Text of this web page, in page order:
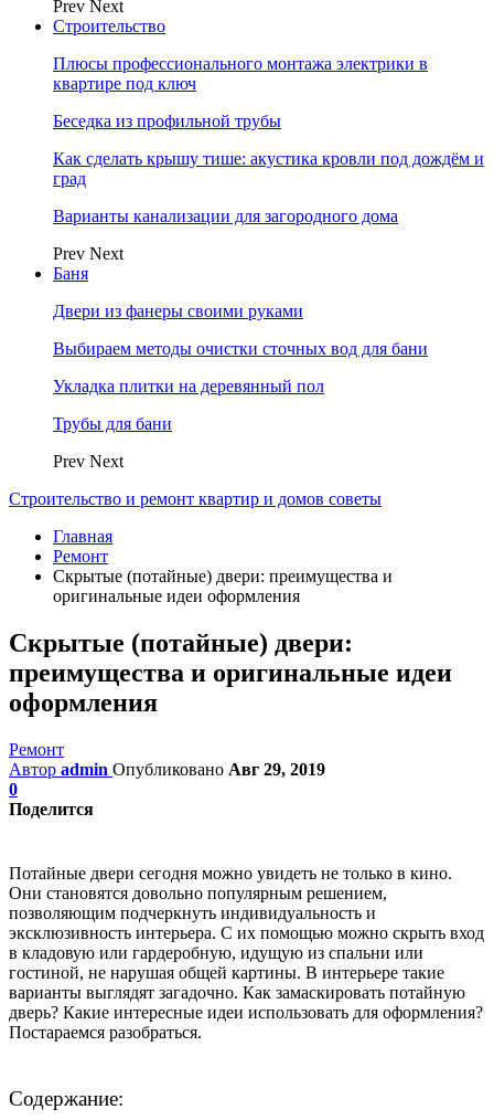
Prev Next
Строительство
Плюсы профессионального монтажа электрики в
квартире под ключ
Беседка из профильной трубы
Как сделать крышу тише: акустика кровли под дождём и
град
Варианты канализации для загородного дома
Prev Next
Баня
Двери из фанеры своими руками
Выбираем методы очистки сточных вод для бани
Укладка плитки на деревянный пол
Трубы для бани
Prev Next
Строительство и ремонт квартир и домов советы
Главная
Ремонт
Скрытые (потайные) двери: преимущества и
оригинальные идеи оформления
Скрытые (потайные) двери:
преимущества и оригинальные идеи
оформления
Ремонт
Автор admin Опубликовано Авг 29, 2019
0
Поделится
Потайные двери сегодня можно увидеть не только в кино.
Они становятся довольно популярным решением,
позволяющим подчеркнуть индивидуальность и
эксклюзивность интерьера. С их помощью можно скрыть вход
в кладовую или гардеробную, идущую из спальни или
гостиной, не нарушая общей картины. В интерьере такие
варианты выглядят загадочно. Как замаскировать потайную
дверь? Какие интересные идеи использовать для оформления?
Постараемся разобраться.
Содержание: